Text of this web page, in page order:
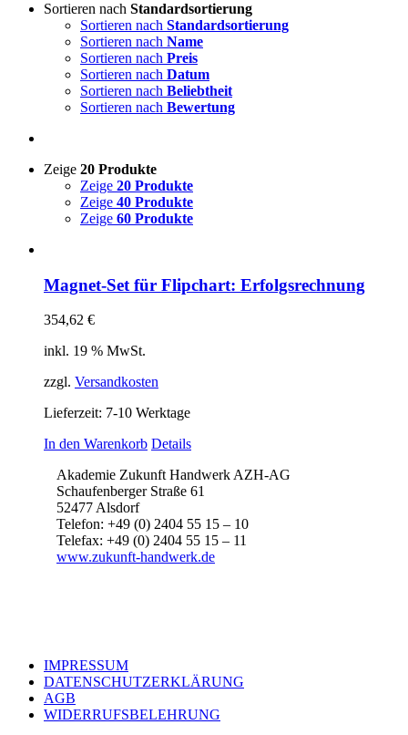
Sortieren nach Standardsortierung
Sortieren nach Standardsortierung
Sortieren nach Name
Sortieren nach Preis
Sortieren nach Datum
Sortieren nach Beliebtheit
Sortieren nach Bewertung
Zeige 20 Produkte
Zeige 20 Produkte
Zeige 40 Produkte
Zeige 60 Produkte
Magnet-Set für Flipchart: Erfolgsrechnung
354,62 €
inkl. 19 % MwSt.
zzgl. Versandkosten
Lieferzeit: 7-10 Werktage
In den Warenkorb Details
Akademie Zukunft Handwerk AZH-AG
Schaufenberger Straße 61
52477 Alsdorf
Telefon: +49 (0) 2404 55 15 – 10
Telefax: +49 (0) 2404 55 15 – 11
www.zukunft-handwerk.de
IMPRESSUM
DATENSCHUTZERKLÄRUNG
AGB
WIDERRUFSBELEHRUNG